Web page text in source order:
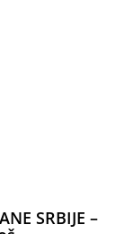
SRBIJE –